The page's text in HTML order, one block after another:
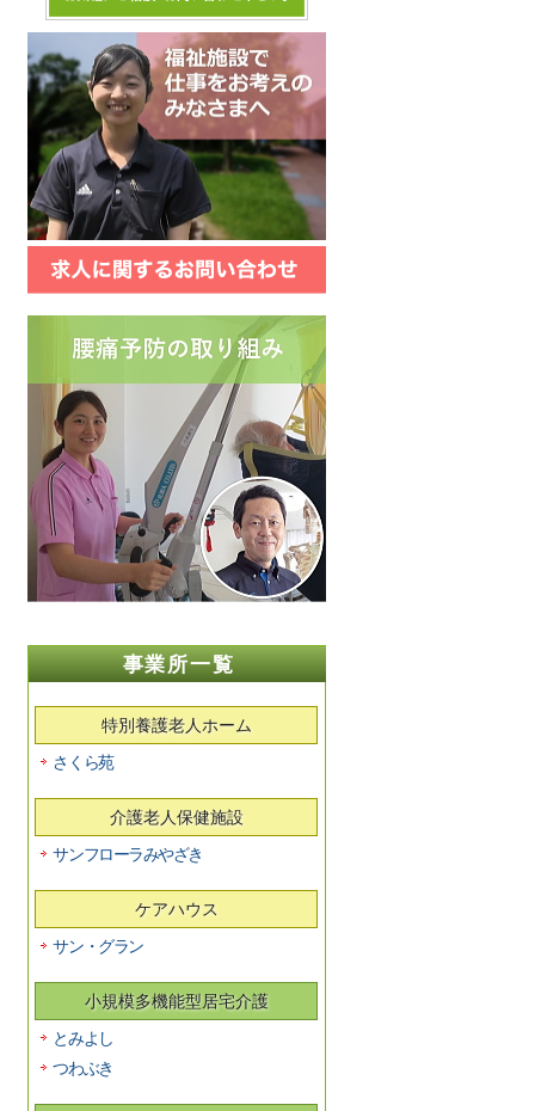
事業所一覧
特別養護老人ホーム
さくら苑
介護老人保健施設
サンフローラみやざき
ケアハウス
サン・グラン
小規模多機能型居宅介護
とみよし
つわぶき